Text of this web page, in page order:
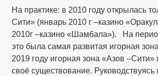
На практике: в 2010 году открылась
Сити» (январь 2010 г –казино
2010г –казино «Шамбала»). На
это была самая развитая игорная
2019 году игорная зона «Азов –Сити»
своё существование. Руководствуясь